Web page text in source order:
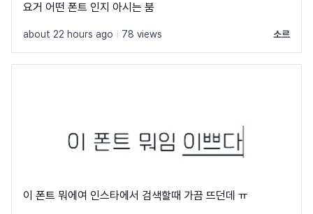
요거 어떤 폰트 인지 아시는 붐
about 22 hours ago 78 views 소르
이 폰트 뭐에여 인스타에서 검색할때 가끔 뜨던데 ㅠ